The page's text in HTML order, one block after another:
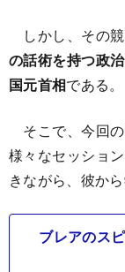
しかし、その
の話術を持つ政治
国元首相である。
そこで、今回
様々なセッショ
きながら、彼か
ブレアのス